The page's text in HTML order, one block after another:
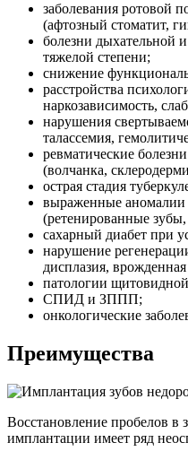
заболевания ротовой
(афтозный стоматит,
болезни дыхательной
тяжелой степени;
снижение
расстройства
наркозависимость,
нарушения
талассемия,
ревматические
(волчанка,
острая стадия
выраженные аномалии
(ретенированные
сахарный диабет при
нарушение
дисплазия,
патологии
СПИД и ЗППП;
онкологические
Преимущества
Восстановление пробелов
имплантации имеет ряд